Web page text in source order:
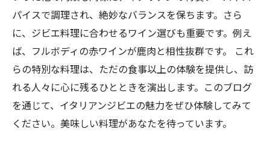
パイスで調理され、絶妙なバランスを保ちます。さら
に、ジビエ料理に合わせるワイン選びも重要です。例え
ば、フルボディの赤ワインが鹿肉と相性抜群です。 これ
らの特別な料理は、ただの食事以上の体験を提供し、訪
れる人々に心に残るひとときを演出します。このブログ
を通じて、イタリアンジビエの魅力をぜひ体験してみて
ください。美味しい料理があなたを待っています。